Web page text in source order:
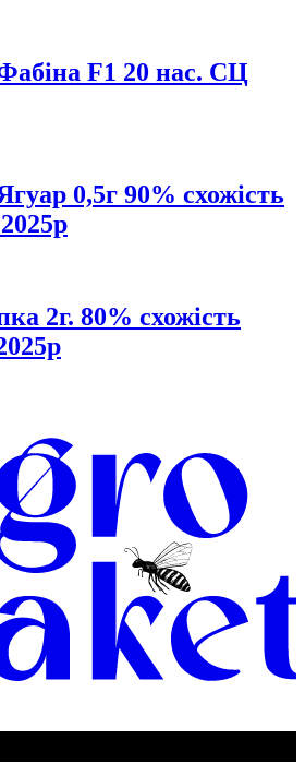
F1 20 нас. СЦ
0,5г 90% схожість
2г. 80% схожість